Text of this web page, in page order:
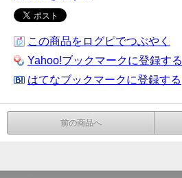
この商品をログピでつぶやく
Yahoo!ブックマークに登録する
はてなブックマークに登録する
前の商品へ